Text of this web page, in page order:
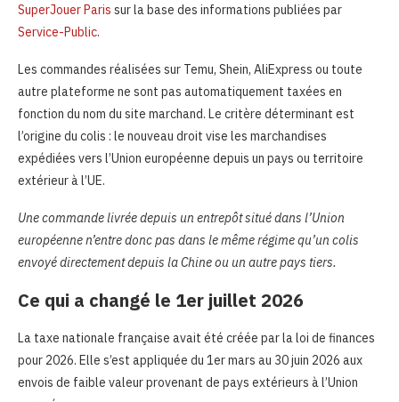
SuperJouer Paris sur la base des informations publiées par
Service-Public.
Les commandes réalisées sur Temu, Shein, AliExpress ou toute
autre plateforme ne sont pas automatiquement taxées en
fonction du nom du site marchand. Le critère déterminant est
l’origine du colis : le nouveau droit vise les marchandises
expédiées vers l’Union européenne depuis un pays ou territoire
extérieur à l’UE.
Une commande livrée depuis un entrepôt situé dans l’Union
européenne n’entre donc pas dans le même régime qu’un colis
envoyé directement depuis la Chine ou un autre pays tiers.
Ce qui a changé le 1er juillet 2026
La taxe nationale française avait été créée par la loi de finances
pour 2026. Elle s’est appliquée du 1er mars au 30 juin 2026 aux
envois de faible valeur provenant de pays extérieurs à l’Union